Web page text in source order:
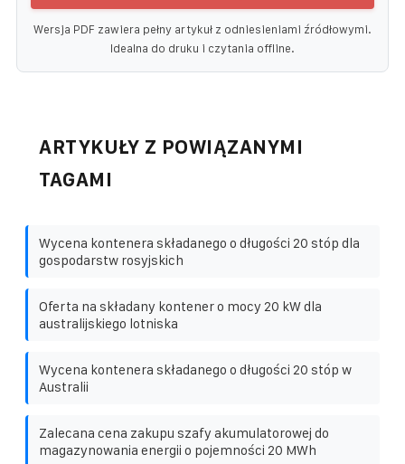
Wersja PDF zawiera pełny artykuł z odniesieniami źródłowymi.
Idealna do druku i czytania offline.
ARTYKUŁY Z POWIĄZANYMI
TAGAMI
Wycena kontenera składanego o długości 20 stóp dla
gospodarstw rosyjskich
Oferta na składany kontener o mocy 20 kW dla
australijskiego lotniska
Wycena kontenera składanego o długości 20 stóp w
Australii
Zalecana cena zakupu szafy akumulatorowej do
magazynowania energii o pojemności 20 MWh